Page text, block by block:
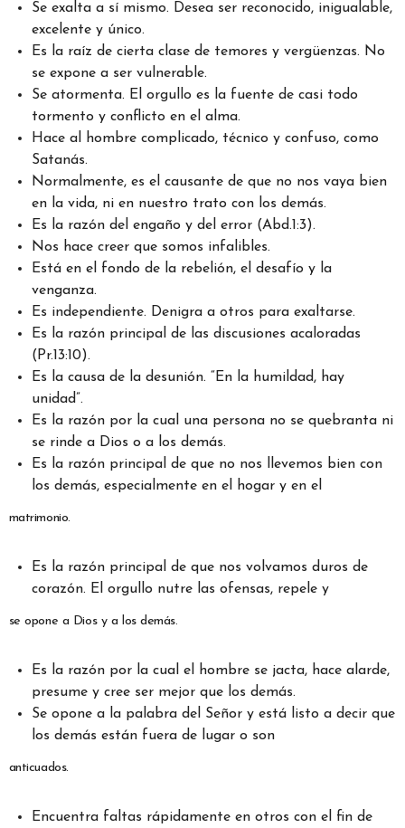
Se exalta a sí mismo. Desea ser reconocido, inigualable,
excelente y único.
Es la raíz de cierta clase de temores y vergüenzas. No
se expone a ser vulnerable.
Se atormenta. El orgullo es la fuente de casi todo
tormento y conflicto en el alma.
Hace al hombre complicado, técnico y confuso, como
Satanás.
Normalmente, es el causante de que no nos vaya bien
en la vida, ni en nuestro trato con los demás.
Es la razón del engaño y del error (Abd.1:3).
Nos hace creer que somos infalibles.
Está en el fondo de la rebelión, el desafío y la
venganza.
Es independiente. Denigra a otros para exaltarse.
Es la razón principal de las discusiones acaloradas
(Pr.13:10).
Es la causa de la desunión. “En la humildad, hay
unidad”.
Es la razón por la cual una persona no se quebranta ni
se rinde a Dios o a los demás.
Es la razón principal de que no nos llevemos bien con
los demás, especialmente en el hogar y en el
matrimonio.
Es la razón principal de que nos volvamos duros de
corazón. El orgullo nutre las ofensas, repele y
se opone a Dios y a los demás.
Es la razón por la cual el hombre se jacta, hace alarde,
presume y cree ser mejor que los demás.
Se opone a la palabra del Señor y está listo a decir que
los demás están fuera de lugar o son
anticuados.
Encuentra faltas rápidamente en otros con el fin de